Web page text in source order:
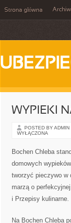
Strona główna
WYPIEKI
POSTED BY ADMIN
WYŁĄCZONA
Bochen Chleba
domowych
tworzyć pieczywo w
marzą o
i Przepisy kulinarne.
Na Bochen Chleba